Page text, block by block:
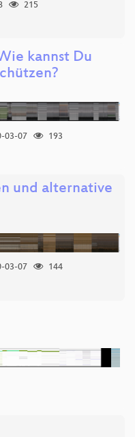
215
kannst Du
03-07
193
und alternative
03-07
144